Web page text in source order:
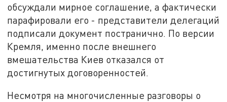
обсуждали мирное соглашение, а фактически
парафировали его - представители делегаций
подписали документ постранично. По версии
Кремля, именно после внешнего
вмешательства Киев отказался от
достигнутых договоренностей.
Несмотря на многочисленные разговоры о